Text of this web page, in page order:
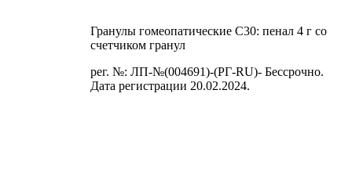
Гранулы гомеопатические C30: пенал 4 г со
счетчиком гранул
рег. №: ЛП-№(004691)-(РГ-RU)- Бессрочно.
Дата регистрации 20.02.2024.